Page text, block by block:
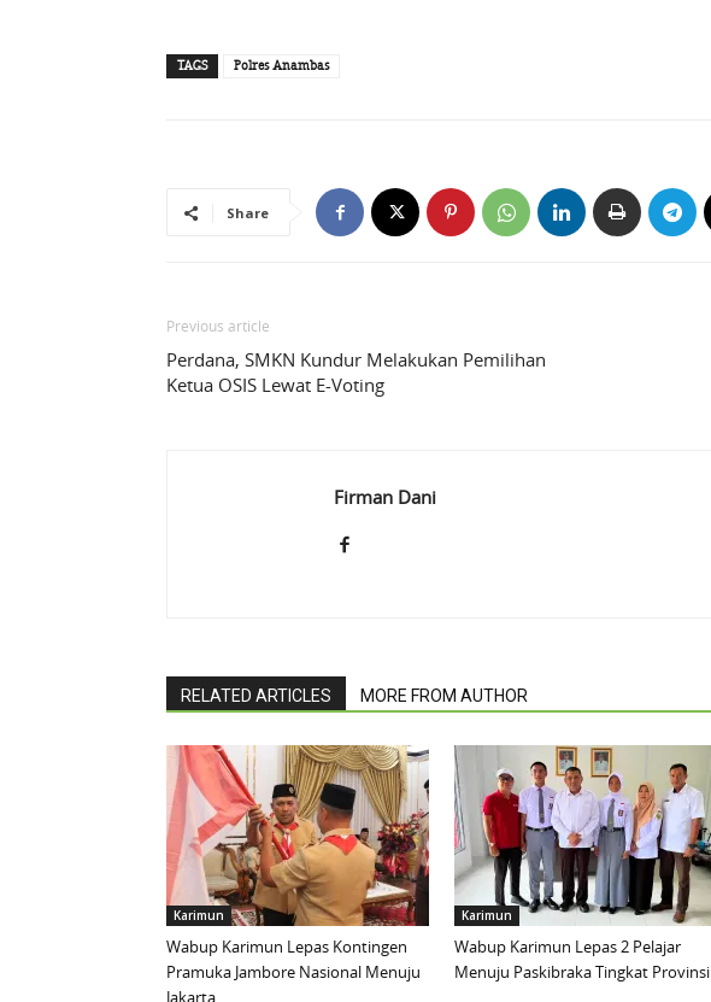
TAGS Polres Anambas
Share
Previous article
Perdana, SMKN Kundur Melakukan Pemilihan
Ketua OSIS Lewat E-Voting
Firman Dani
RELATED ARTICLES MORE FROM AUTHOR
Karimun
Wabup Karimun Lepas Kontingen
Pramuka Jambore Nasional Menuju
Jakarta
Karimun
Wabup Karimun Lepas 2 Pelajar
Menuju Paskibraka Tingkat Provinsi